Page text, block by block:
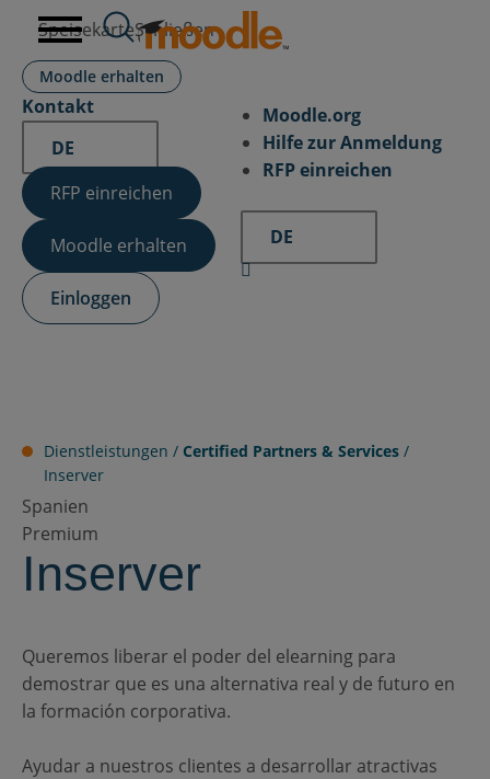
Inhalt
springen
SpeisekarteSchließen
Moodle erhalten
Kontakt
DE
RFP einreichen
Moodle erhalten
Einloggen
Moodle.org
Hilfe zur Anmeldung
RFP einreichen
DE
Dienstleistungen / Certified Partners & Services /
Inserver
Spanien
Premium
Inserver
Queremos liberar el poder del elearning para
demostrar que es una alternativa real y de futuro en
la formación corporativa.
Ayudar a nuestros clientes a desarrollar atractivas